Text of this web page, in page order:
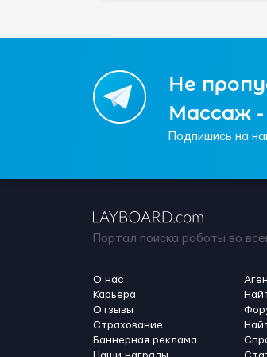
Не
Массаж -
Подпишись на
Портал поиска работы во
О нас
Карьера
Отзывы
Страхование
Баннерная реклама